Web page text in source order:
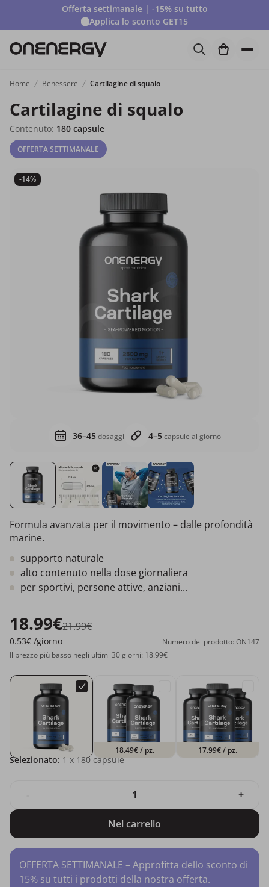
Offerta settimanale | -15% su tutto
Applica lo sconto GET15
Home Benessere Cartilagine di squalo
Cartilagine di squalo
Contenuto: 180 capsule
OFFERTA SETTIMANALE
-14%
36–45dosaggi 4–5capsule al giorno
Formula avanzata per il movimento – dalle profondità
marine.
supporto naturale
alto contenuto nella dose giornaliera
per sportivi, persone attive, anziani...
18.99€21.99€
0.53€ /giorno
Numero del prodotto: ON147
Il prezzo più basso negli ultimi 30 giorni: 18.99€
18.49€/ pz. 17.99€/ pz.
Selezionato: 1x 180 capsule
+
Nel carrello
OFFERTA SETTIMANALE – Approfitta dello sconto di
15% su tutti i prodotti della nostra offerta.